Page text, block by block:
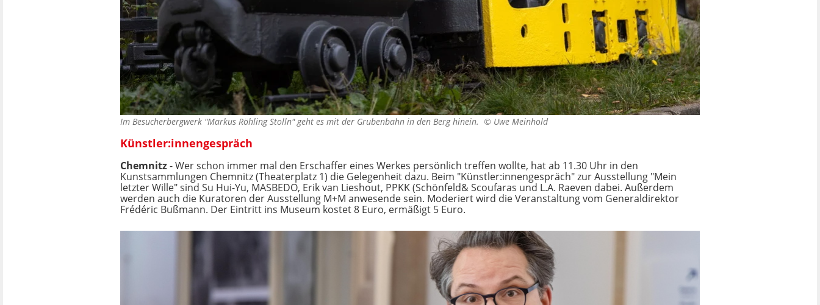
Im Besucherbergwerk "Markus Röhling Stolln" geht es mit der Grubenbahn in den Berg hinein. © Uwe Meinhold
Künstler:innengespräch
Chemnitz- Wer schon immer mal den Erschaffer eines Werkes persönlich treffen wollte, hat ab 11.30 Uhr in den
Kunstsammlungen Chemnitz (Theaterplatz 1) die Gelegenheit dazu. Beim "Künstler:innengespräch" zur Ausstellung "Mein
letzter Wille" sind Su Hui-Yu, MASBEDO, Erik van Lieshout, PPKK (Schönfeld& Scoufaras und L.A. Raeven dabei. Außerdem
werden auch die Kuratoren der Ausstellung M+M anwesende sein. Moderiert wird die Veranstaltung vom Generaldirektor
Frédéric Bußmann. Der Eintritt ins Museum kostet 8 Euro, ermäßigt 5 Euro.